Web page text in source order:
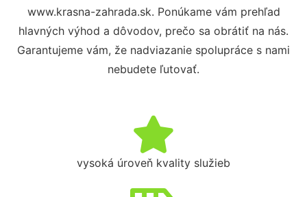
www.krasna-zahrada.sk. Ponúkame vám prehľad
hlavných výhod a dôvodov, prečo sa obrátiť na nás.
Garantujeme vám, že nadviazanie spolupráce s nami
nebudete ľutovať.
vysoká úroveň kvality služieb